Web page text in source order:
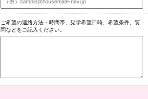
ご希望の連絡方法・時間帯、見学希望日時、希望条件、質
問などをご記入ください。